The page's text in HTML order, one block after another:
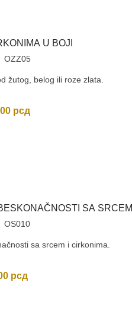
U BOJI
OZZ05
žutog, belog ili roze zlata.
рсд
SA SRCEM
OS010
sa srcem i cirkonima.
рсд